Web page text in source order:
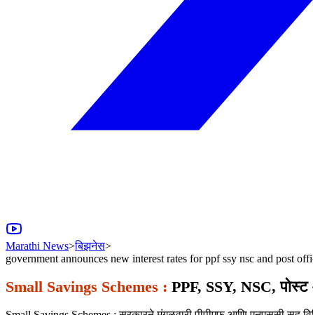
Marathi News>बिझनेस>
government announces new interest rates for ppf ssy nsc and post
Small Savings Schemes : PPF, SSY, NSC,